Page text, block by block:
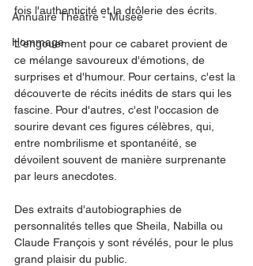
Annuaire Théâtre - Musée
Hommage
fois l'authenticité et la drôlerie des écrits.
L'engouement pour ce cabaret provient de
ce mélange savoureux d'émotions, de
surprises et d'humour. Pour certains, c'est la
découverte de récits inédits de stars qui les
fascine. Pour d'autres, c'est l'occasion de
sourire devant ces figures célèbres, qui,
entre nombrilisme et spontanéité, se
dévoilent souvent de manière surprenante
par leurs anecdotes.
Des extraits d'autobiographies de
personnalités telles que Sheila, Nabilla ou
Claude François y sont révélés, pour le plus
grand plaisir du public.